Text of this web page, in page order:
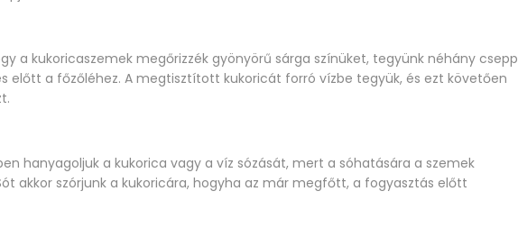
a kukoricaszemek megőrizzék gyönyörű sárga színüket, tegyünk néhány csepp
előtt a főzőléhez. A megtisztított kukoricát forró vízbe tegyük, és ezt követően
hanyagoljuk a kukorica vagy a víz sózását, mert a sóhatására a szemek
akkor szórjunk a kukoricára, hogyha az már megfőtt, a fogyasztás előtt